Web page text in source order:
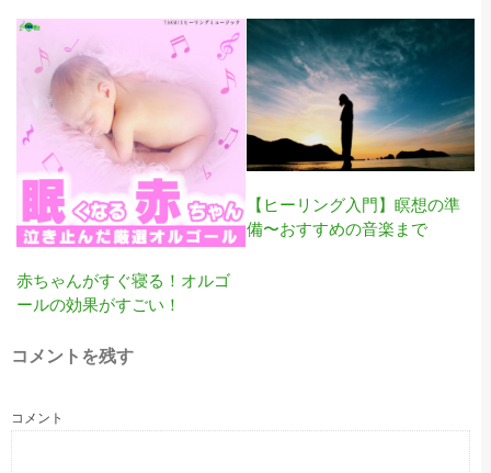
赤ちゃんがすぐ寝る！オルゴ
ールの効果がすごい！
【ヒーリング入門】瞑想の準
備〜おすすめの音楽まで
コメントを残す
コメント